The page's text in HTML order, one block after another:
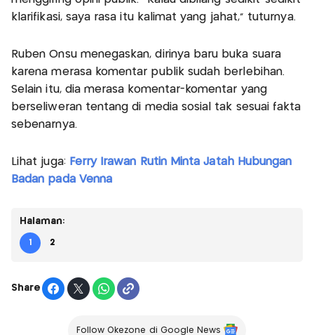
klarifikasi, saya rasa itu kalimat yang jahat,” tuturnya.
Ruben Onsu menegaskan, dirinya baru buka suara
karena merasa komentar publik sudah berlebihan.
Selain itu, dia merasa komentar-komentar yang
berseliweran tentang di media sosial tak sesuai fakta
sebenarnya.
Lihat juga: Ferry Irawan Rutin Minta Jatah Hubungan
Badan pada Venna
Halaman:
1 2
Share
Follow Okezone di Google News